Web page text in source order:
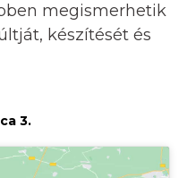
megismerhetik
készítését és
3.